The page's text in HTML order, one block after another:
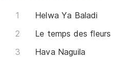
Helwa Ya Baladi
Le temps des fleurs
Hava Naguila